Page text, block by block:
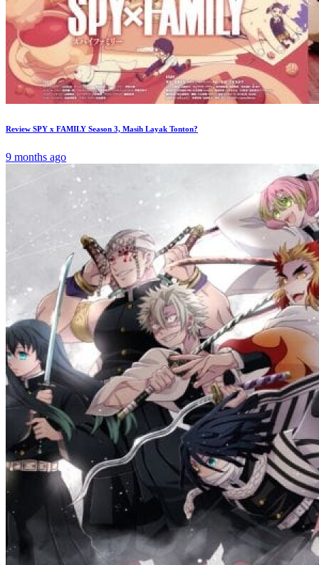
Review SPY x FAMILY Season 3, Masih Layak Tonton?
9 months ago